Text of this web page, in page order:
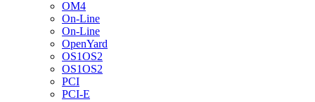
OM4
On-Line
On-Line
OpenYard
OS1OS2
OS1OS2
PCI
PCI-E